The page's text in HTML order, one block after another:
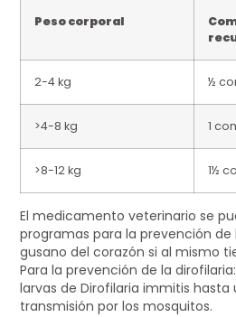
Peso corporal
2-4 kg ½
>4-8 kg 1
>8-12 kg 1½
El medicamento veterinario se
programas para la prevención
gusano del corazón si al mismo
Para la prevención de la
larvas de Dirofilaria immitis hasta
transmisión por los mosquitos.